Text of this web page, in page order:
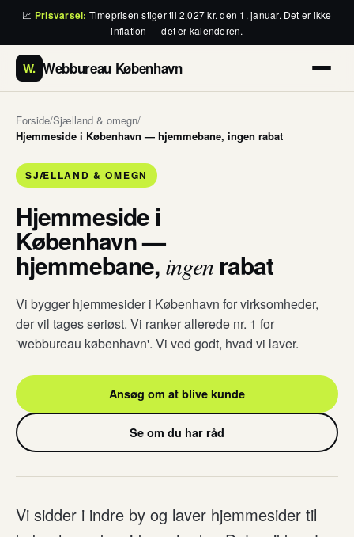
📈 Prisvarsel: Timeprisen stiger til 2.027 kr. den 1. januar. Det er ikke
inflation — det er kalenderen.
W. Webbureau København
Forside/Sjælland & omegn/
Hjemmeside i København — hjemmebane, ingen rabat
SJÆLLAND & OMEGN
Hjemmeside i
København —
hjemmebane, ingenrabat
Vi bygger hjemmesider i København for virksomheder,
der vil tages seriøst. Vi ranker allerede nr. 1 for
'webbureau københavn'. Vi ved godt, hvad vi laver.
Ansøg om at blive kunde
Se om du har råd
Vi sidder i indre by og laver hjemmesider til